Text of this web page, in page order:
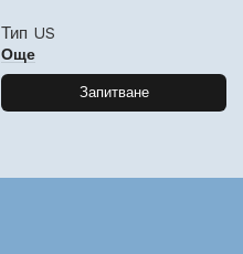
Тип US
Още
Запитване